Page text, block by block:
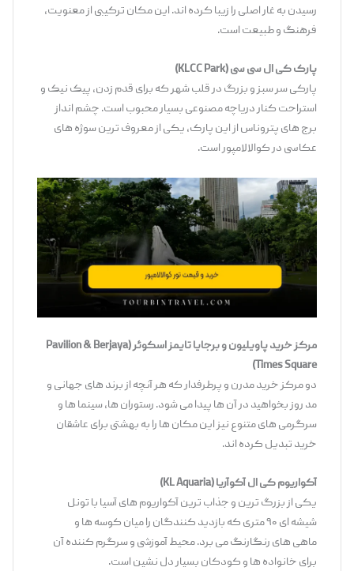
رسیدن به غار اصلی را زیبا کرده ‌اند. این مکان ترکیبی از معنویت،
فرهنگ و طبیعت است.
پارک کی‌ال ‌سی‌سی(KLCC Park)
پارکی سر سبز و بزرگ در قلب شهر که برای قدم ‌زدن، پیک ‌نیک و
استراحت کنار دریاچه مصنوعی بسیار محبوب است. چشم ‌انداز
برج ‌های پتروناس از این پارک، یکی از معروف ‌ترین سوژه ‌های
عکاسی در کوالالامپور است.
مرکز خرید پاویلیون و برجایا تایمز اسکوئر (Pavilion & Berjaya
Times Square)
دو مرکز خرید مدرن و پرطرفدار که هر آنچه از برند های جهانی و
مد روز بخواهید در آن ‌ها پیدا می ‌شود. رستوران ‌ها، سینما ها و
سرگرمی ‌های متنوع نیز این مکان ‌ها را به بهشتی برای عاشقان
خرید تبدیل کرده ‌اند.
آکواریوم کی‌ال آکوآریا(KL Aquaria)
یکی از بزرگ ‌ترین و جذاب ‌ترین آکواریوم‌ های آسیا با تونل
شیشه ‌ای ۹۰ متری که بازدید کنندگان را میان کوسه‌ ها و
ماهی ‌های رنگارنگ می ‌برد. محیط آموزشی و سرگرم‌ کننده آن
برای خانواده‌ ها و کودکان بسیار دل ‌نشین است.